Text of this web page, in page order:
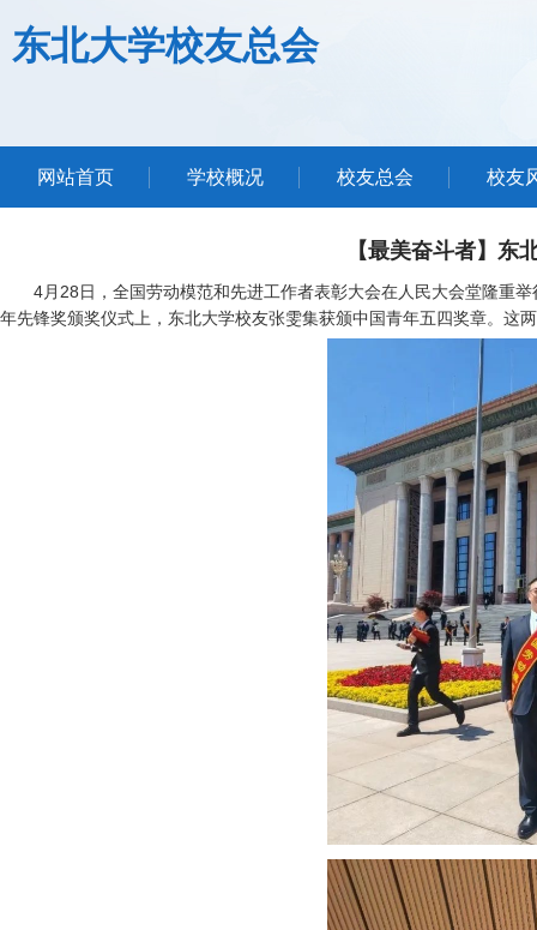
东北大学校友总会
网站首页 学校概况 校友总会 校友
【最美奋斗者】东
4月28日，全国劳动模范和先进工作者表彰大会在人民大会堂隆重
年先锋奖颁奖仪式上，东北大学校友张雯集获颁中国青年五四奖章。这